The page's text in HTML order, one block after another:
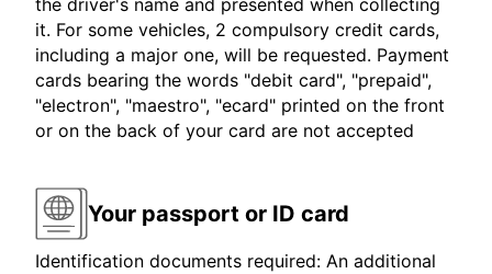
the driver's name and presented when collecting
it. For some vehicles, 2 compulsory credit cards,
including a major one, will be requested. Payment
cards bearing the words "debit card", "prepaid",
"electron", "maestro", "ecard" printed on the front
or on the back of your card are not accepted
Your passport or ID card
Identification documents required: An additional